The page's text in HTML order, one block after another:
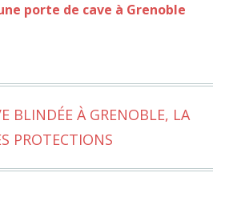
porte de cave à Grenoble
BLINDÉE À GRENOBLE, LA
PROTECTIONS